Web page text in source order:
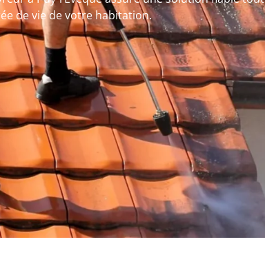
de vie de votre habitation.